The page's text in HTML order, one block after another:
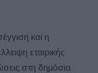
και η
εταιρικής
στη δημόσια